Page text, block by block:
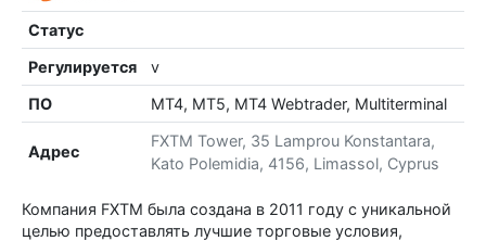
Статус
Регулируется
v
ПО
MT4, MT5, MT4 Webtrader, Multiterminal
Адрес
FXTM Tower, 35 Lamprou Konstantara,
Kato Polemidia, 4156, Limassol, Cyprus
Компания FXTM была создана в 2011 году с уникальной
целью предоставлять лучшие торговые условия,